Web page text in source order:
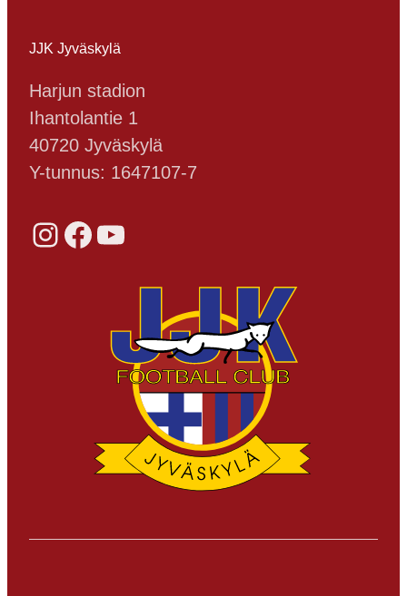
JJK Jyväskylä
Harjun stadion
Ihantolantie 1
40720 Jyväskylä
Y-tunnus: 1647107-7
Instagram Facebook YouTube